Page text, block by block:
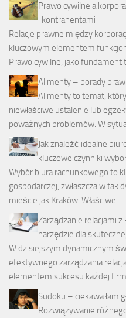
Prawo cywilne a
i kontrahentami
Relacje prawne między
kluczowym elementem
Prawo cywilne, jako fundament
Alimenty – porady
Alimenty to temat,
niewłaściwe ustalenie lub
poważnych problemów. W
Jak znaleźć idealne
kluczowe czynniki
Wybór biura rachunkowego to
gospodarczej, zwłaszcza w tak
mieście jak Kraków. Właściwe …
Zarządzanie relacjami z
narzędzie dla
W dzisiejszym dynamicznym
efektywnego zarządzania
elementem sukcesu każdej
Sudoku – ciekawa
Rozwiązywanie